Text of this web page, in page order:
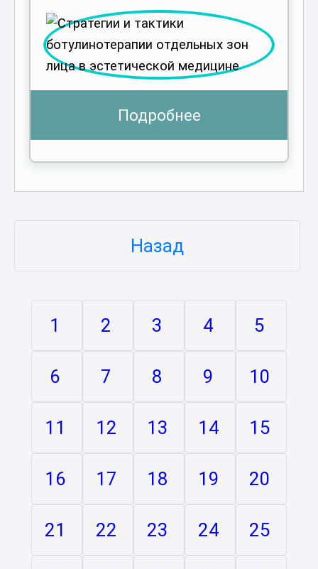
Подробнее
Назад
1 2 3 4 5
6 7 8 9 10
11 12 13 14 15
16 17 18 19 20
21 22 23 24 25